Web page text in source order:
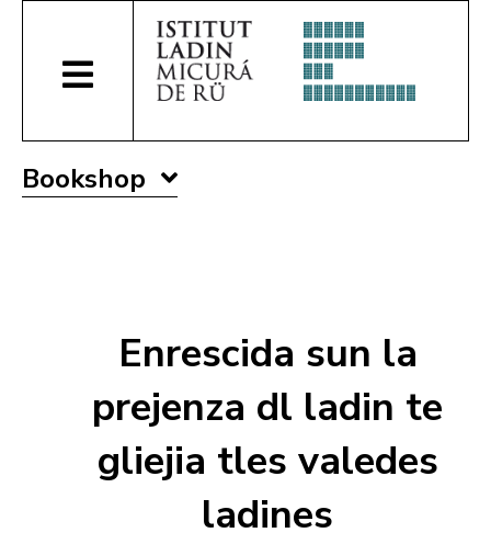
Bookshop
Enrescida sun la
prejenza dl ladin te
gliejia tles valedes
ladines